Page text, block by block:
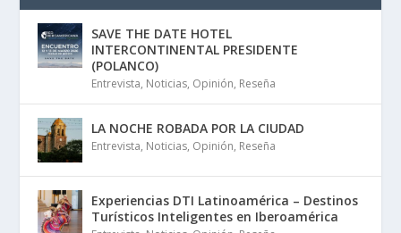
SAVE THE DATE HOTEL
INTERCONTINENTAL PRESIDENTE
(POLANCO)
Entrevista, Noticias, Opinión, Reseña
LA NOCHE ROBADA POR LA CIUDAD
Entrevista, Noticias, Opinión, Reseña
Experiencias DTI Latinoamérica – Destinos
Turísticos Inteligentes en Iberoamérica